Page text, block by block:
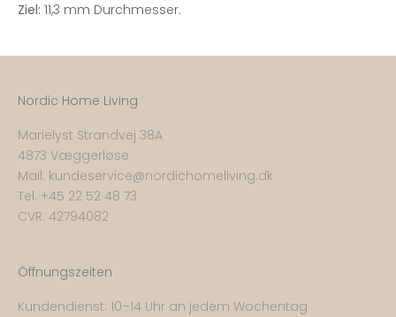
Ziel: 11,3 mm Durchmesser.
Nordic Home Living
Marielyst Strandvej 38A
4873 Væggerløse
Mail: kundeservice@nordichomeliving.dk
Tel. +45 22 52 48 73
CVR: 42794082
Öffnungszeiten
Kundendienst: 10–14 Uhr an jedem Wochentag